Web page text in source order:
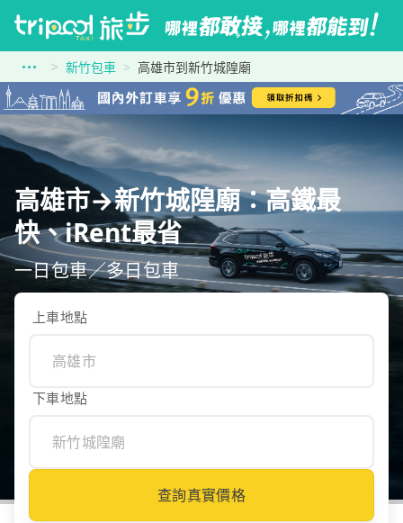
新竹包車 高雄市到新竹城隍廟
高雄市→新竹城隍廟：高鐵最
快、iRent最省
一日包車／多日包車
上車地點
下車地點
查詢真實價格